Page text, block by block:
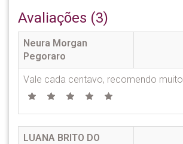
Avaliações (3)
Neura Morgan
Pegoraro
Vale cada centavo, recomendo muito
LUANA BRITO DO